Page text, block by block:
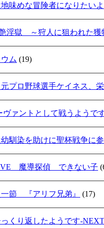
地味めな冒険者になりたい
艶淫獄 ～狩人に狙われた獲
ム (19)
元プロ野球選手ケイネス、
ヴァントとして戦うようで
馴染を助けに聖杯戦争に
魔導探偵 できない子
一節 『アリフ兄弟』 (17)
くり返したようです-